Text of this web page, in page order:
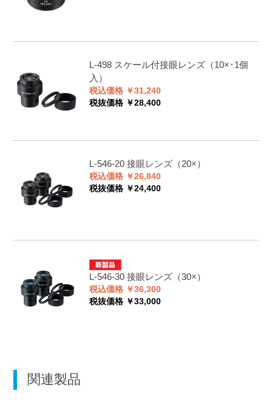
L-498 スケール付接眼レンズ（10×･1個
入）
税込価格 ￥31,240
税抜価格 ￥28,400
L-546-20 接眼レンズ（20×）
税込価格 ￥26,840
税抜価格 ￥24,400
L-546-30 接眼レンズ（30×）
税込価格 ￥36,300
税抜価格 ￥33,000
関連製品